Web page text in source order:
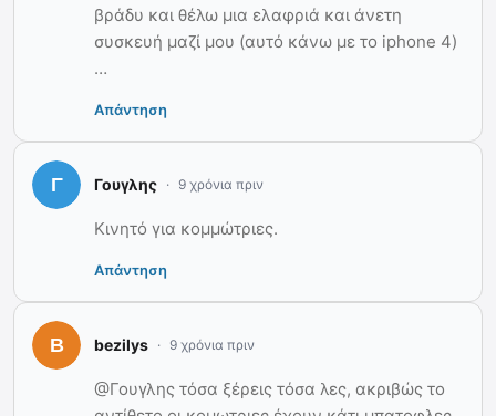
βράδυ και θέλω μια ελαφριά και άνετη
συσκευή μαζί μου (αυτό κάνω με το iphone 4)
…
Απάντηση
Γουγλης 9 χρόνια πριν
Κινητό για κομμώτριες.
Απάντηση
bezilys 9 χρόνια πριν
@Γουγλης τόσα ξέρεις τόσα λες, ακριβώς το